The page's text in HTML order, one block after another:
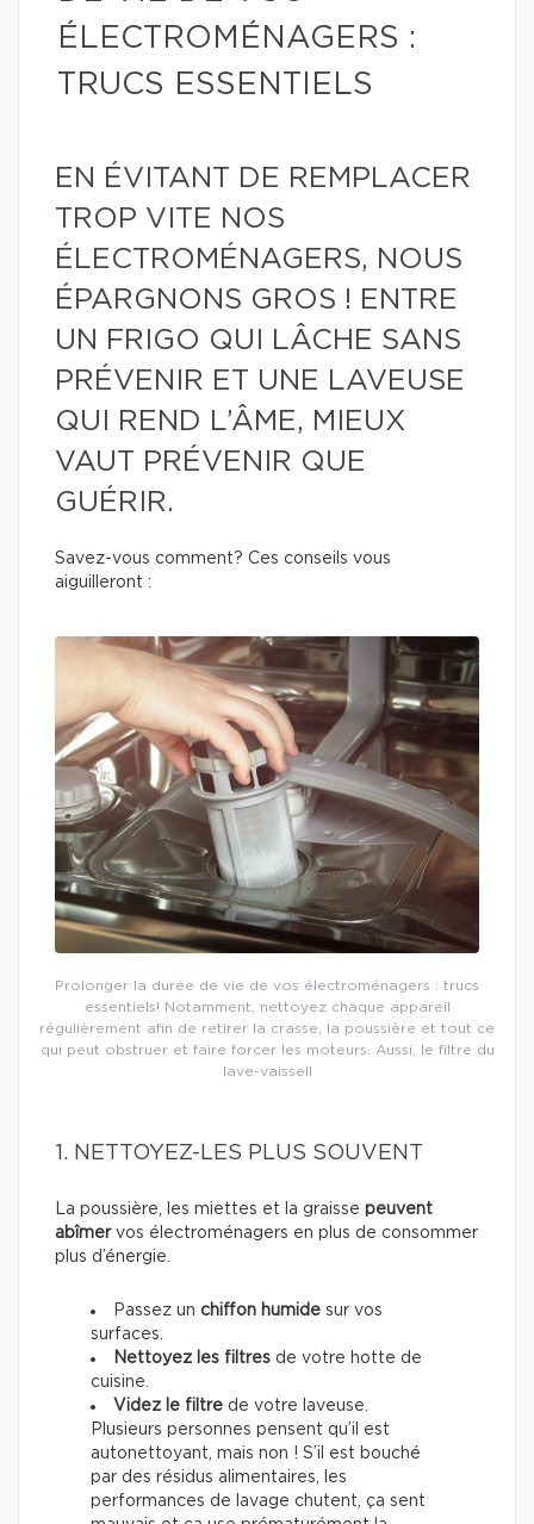
ÉLECTROMÉNAGERS :
TRUCS ESSENTIELS
EN ÉVITANT DE REMPLACER
TROP VITE NOS
ÉLECTROMÉNAGERS, NOUS
ÉPARGNONS GROS ! ENTRE
UN FRIGO QUI LÂCHE SANS
PRÉVENIR ET UNE LAVEUSE
QUI REND L’ÂME, MIEUX
VAUT PRÉVENIR QUE
GUÉRIR.
Savez-vous comment? Ces conseils vous
aiguilleront :
Prolonger la durée de vie de vos électroménagers : trucs
essentiels! Notamment, nettoyez chaque appareil
régulièrement afin de retirer la crasse, la poussière et tout ce
qui peut obstruer et faire forcer les moteurs. Aussi, le filtre du
lave-vaissell
1. NETTOYEZ-LES PLUS SOUVENT
La poussière, les miettes et la graisse peuvent
abîmervos électroménagers en plus de consommer
plus d’énergie.
Passez un chiffon humide sur vos
surfaces.
Nettoyez les filtres de votre hotte de
cuisine.
Videz le filtre de votre laveuse.
Plusieurs personnes pensent qu’il est
autonettoyant, mais non ! S’il est bouché
par des résidus alimentaires, les
performances de lavage chutent, ça sent